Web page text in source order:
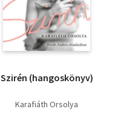
Szirén (hangoskönyv)
Karafiáth Orsolya